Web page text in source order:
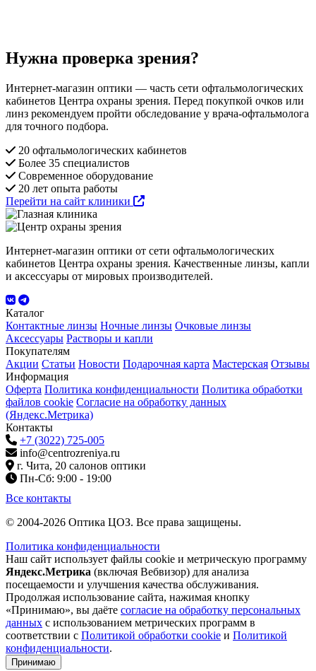
Нужна проверка зрения?
Интернет-магазин оптики — часть сети офтальмологических
кабинетов Центра охраны зрения. Перед покупкой очков или
линз рекомендуем пройти обследование у врача-офтальмолога
для точного подбора.
20 офтальмологических кабинетов
Более 35 специалистов
Современное оборудование
20 лет опыта работы
Перейти на сайт клиники
Интернет-магазин оптики от сети офтальмологических
кабинетов Центра охраны зрения. Качественные линзы, капли
и аксессуары от мировых производителей.
Каталог
Контактные линзы Ночные линзы Очковые линзы
Аксессуары Растворы и капли
Покупателям
Акции Статьи Новости Подарочная карта Мастерская Отзывы
Информация
Оферта Политика конфиденциальности Политика обработки
файлов cookie Согласие на обработку данных
(Яндекс.Метрика)
Контакты
+7 (3022) 725-005
info@centrozreniya.ru
г. Чита, 20 салонов оптики
Пн-Сб: 9:00 - 19:00
Все контакты
© 2004-2026 Оптика ЦОЗ. Все права защищены.
Политика конфиденциальности
Наш сайт использует файлы cookie и метрическую программу
Яндекс.Метрика (включая Вебвизор) для анализа
посещаемости и улучшения качества обслуживания.
Продолжая использование сайта, нажимая кнопку
«Принимаю», вы даёте согласие на обработку персональных
данных с использованием метрических программ в
соответствии с Политикой обработки cookie и Политикой
конфиденциальности.
Принимаю